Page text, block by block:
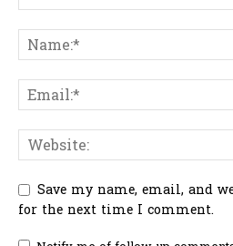
Save my name, email, and
for the next time I comment.